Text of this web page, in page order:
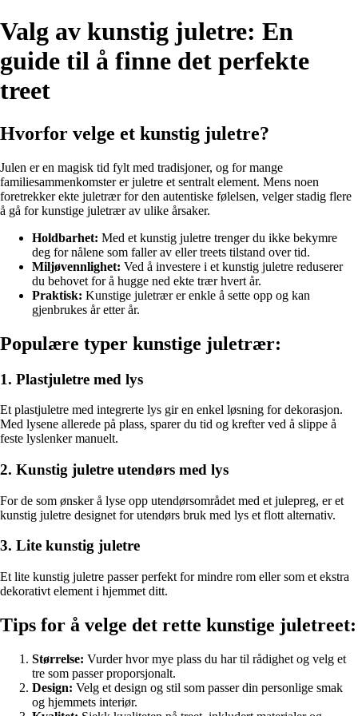
Valg av kunstig juletre: En
guide til å finne det perfekte
treet
Hvorfor velge et kunstig juletre?
Julen er en magisk tid fylt med tradisjoner, og for mange
familiesammenkomster er juletre et sentralt element. Mens noen
foretrekker ekte juletrær for den autentiske følelsen, velger stadig flere
å gå for kunstige juletrær av ulike årsaker.
Holdbarhet: Med et kunstig juletre trenger du ikke bekymre
deg for nålene som faller av eller treets tilstand over tid.
Miljøvennlighet: Ved å investere i et kunstig juletre reduserer
du behovet for å hugge ned ekte trær hvert år.
Praktisk: Kunstige juletrær er enkle å sette opp og kan
gjenbrukes år etter år.
Populære typer kunstige juletrær:
1. Plastjuletre med lys
Et plastjuletre med integrerte lys gir en enkel løsning for dekorasjon.
Med lysene allerede på plass, sparer du tid og krefter ved å slippe å
feste lyslenker manuelt.
2. Kunstig juletre utendørs med lys
For de som ønsker å lyse opp utendørsområdet med et julepreg, er et
kunstig juletre designet for utendørs bruk med lys et flott alternativ.
3. Lite kunstig juletre
Et lite kunstig juletre passer perfekt for mindre rom eller som et ekstra
dekorativt element i hjemmet ditt.
Tips for å velge det rette kunstige juletreet:
Størrelse: Vurder hvor mye plass du har til rådighet og velg et
tre som passer proporsjonalt.
Design: Velg et design og stil som passer din personlige smak
og hjemmets interiør.